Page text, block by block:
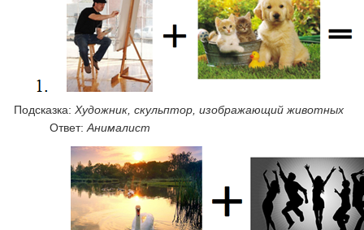
Подсказка: Художник, скульптор, изображающий животных
Ответ:Анималист